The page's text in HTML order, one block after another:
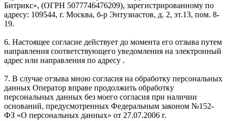
Битрикс», (ОГРН 5077746476209), зарегистрированному по
адресу: 109544, г. Москва, б-р Энтузиастов, д. 2, эт.13, пом. 8-
19.
6. Настоящее согласие действует до момента его отзыва путем
направления соответствующего уведомления на электронный
адрес или направления по адресу .
7. В случае отзыва мною согласия на обработку персональных
данных Оператор вправе продолжить обработку
персональных данных без моего согласия при наличии
оснований, предусмотренных Федеральным законом №152-
ФЗ «О персональных данных» от 27.07.2006 г.